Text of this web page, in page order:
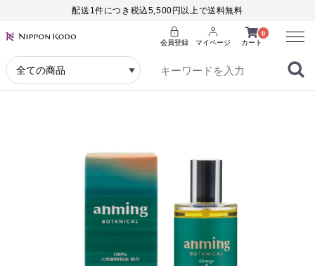
配送1件につき税込5,500円以上で送料無料
0
カート
会員登録 マイページ
Menu